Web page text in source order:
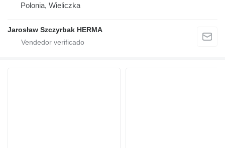
Polonia, Wieliczka
Jarosław Szczyrbak HERMA